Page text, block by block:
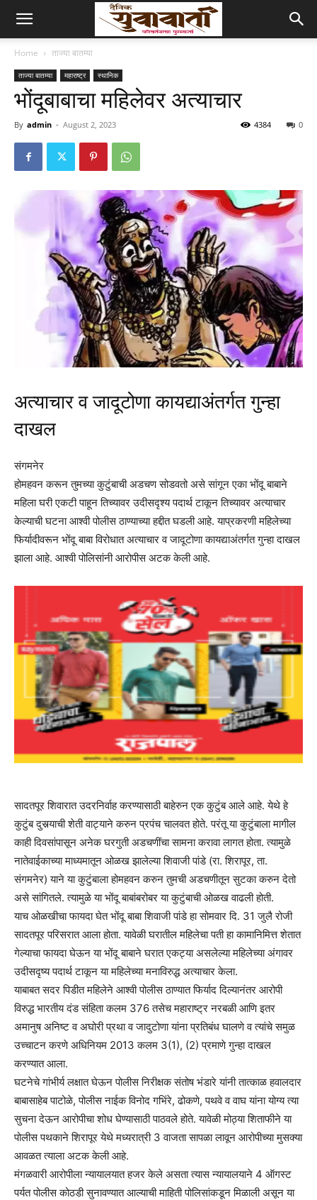
Home ताज्या बातम्या
ताज्या बातम्या महाराष्ट्र स्थानिक
भोंदूबाबाचा महिलेवर अत्याचार
By admin - August 2, 2023 0
4384
अत्याचार व जादूटोणा कायद्याअंतर्गत गुन्हा
दाखल
संगमनेर
होमहवन करून तुमच्या कुटुंबाची अडचण सोडवतो असे सांगून एका भोंदू बाबाने
महिला घरी एकटी पाहून तिच्यावर उदीसदृश्य पदार्थ टाकून तिच्यावर अत्याचार
केल्याची घटना आश्वी पोलीस ठाण्याच्या हद्दीत घडली आहे. याप्रकरणी महिलेच्या
फिर्यादीवरून भोंदू बाबा विरोधात अत्याचार व जादूटोणा कायद्याअंतर्गत गुन्हा दाखल
झाला आहे. आश्वी पोलिसांनी आरोपीस अटक केली आहे.
सादतपूर शिवारात उदरनिर्वाह करण्यासाठी बाहेरुन एक कुटुंब आले आहे. येथे हे
कुटुंब दुसर्‍याची शेती वाट्याने करुन प्रपंच चालवत होते. परंतू या कुटुंबाला मागील
काही दिवसांपासून अनेक घरगुती अडचणींचा सामना करावा लागत होता. त्यामुळे
नातेवाईकाच्या माध्यमातून ओळख झालेल्या शिवाजी पांडे (रा. शिरापूर, ता.
संगमनेर) याने या कुटुंबाला होमहवन करुन तुमची अडचणीतून सुटका करुन देतो
असे सांगितले. त्यामुळे या भोंदू बाबांबरोबर या कुटुंबाची ओळख वाढली होती.
याच ओळखीचा फायदा घेत भोंदू बाबा शिवाजी पांडे हा सोमवार दि. 31 जुलै रोजी
सादतपूर परिसरात आला होता. यावेळी घरातील महिलेचा पती हा कामानिमित्त शेतात
गेल्याचा फायदा घेऊन या भोंदू बाबाने घरात एकट्या असलेल्या महिलेच्या अंगावर
उदीसदृष्य पदार्थ टाकून या महिलेच्या मनाविरुद्ध अत्याचार केला.
याबाबत सदर पिडीत महिलेने आश्वी पोलीस ठाण्यात फिर्याद दिल्यानंतर आरोपी
विरुद्ध भारतीय दंड संहिता कलम 376 तसेच महाराष्ट्र नरबळी आणि इतर
अमानुष अनिष्ट व अघोरी प्रथा व जादुटोणा यांना प्रतिबंध घालणे व त्यांचे समुळ
उच्चाटन करणे अधिनियम 2013 कलम 3(1), (2) प्रमाणे गुन्हा दाखल
करण्यात आला.
घटनेचे गांभीर्य लक्षात घेऊन पोलीस निरीक्षक संतोष भंडारे यांनी तात्काळ हवालदार
बाबासाहेब पाटोळे, पोलीस नाईक विनोद गभिंरे, ढोकणे, पथवे व वाघ यांना योग्य त्या
सुचना देऊन आरोपीचा शोध घेण्यासाठी पाठवले होते. यावेळी मोठ्या शिताफीने या
पोलीस पथकाने शिरापूर येथे मध्यरात्री 3 वाजता सापळा लावून आरोपीच्या मुसक्या
आवळत त्याला अटक केली आहे.
मंगळवारी आरोपीला न्यायालयात हजर केले असता त्यास न्यायालयाने 4 ऑगस्ट
पर्यत पोलीस कोठडी सुनावण्यात आल्याची माहिती पोलिसांकडून मिळाली असून या